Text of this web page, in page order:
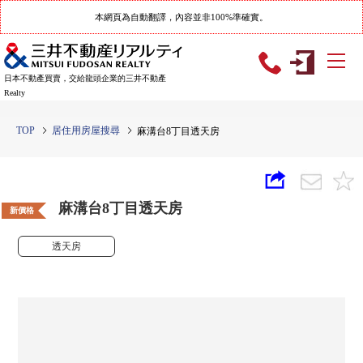
本網頁為自動翻譯，內容並非100%準確實。
日本不動產買賣，交給龍頭企業的三井不動產
Realty
TOP 居住用房屋搜尋 麻溝台8丁目透天房
新價格 麻溝台8丁目透天房
透天房